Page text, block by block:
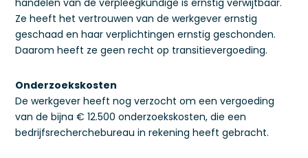
handelen van de verpleegkundige is ernstig verwijtbaar.
Ze heeft het vertrouwen van de werkgever ernstig
geschaad en haar verplichtingen ernstig geschonden.
Daarom heeft ze geen recht op transitievergoeding.
Onderzoekskosten
De werkgever heeft nog verzocht om een vergoeding
van de bijna € 12.500 onderzoekskosten, die een
bedrijfsrecherchebureau in rekening heeft gebracht.